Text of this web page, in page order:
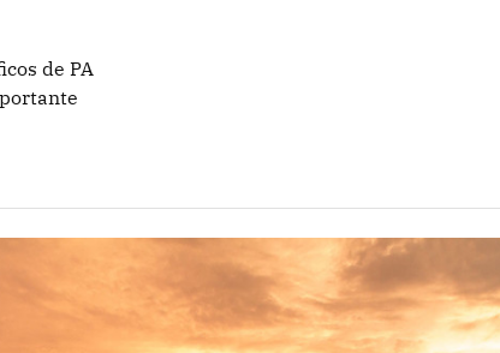
de PA